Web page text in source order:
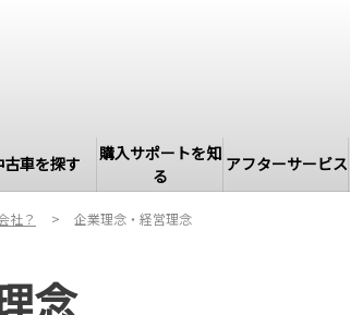
古車を探す
購入サポートを知
る
アフターサービス
社？ 企業理念・経営理念
念